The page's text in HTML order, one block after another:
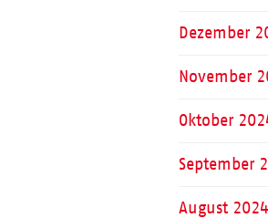
Dezember
November
Oktober
September
August 2024